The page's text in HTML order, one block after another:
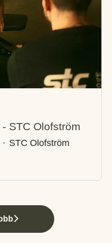
STC Olofström
· STC Olofström